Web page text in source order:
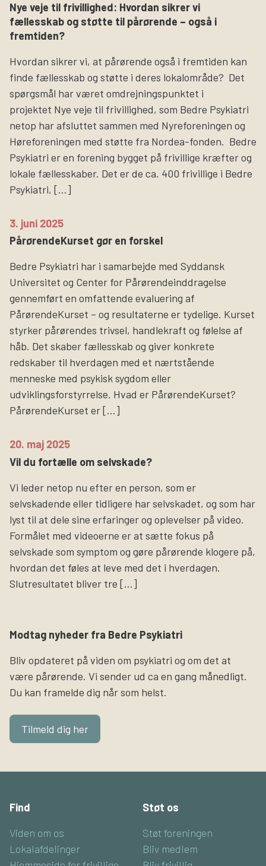
Nye veje til frivillighed: Hvordan sikrer vi
fællesskab og støtte til pårørende – også i
fremtiden?
Hvordan sikrer vi, at pårørende også i fremtiden kan
finde fællesskab og støtte i deres lokalområde? Det
spørgsmål har været omdrejningspunktet i
projektet Nye veje til frivillighed, som Bedre Psykiatri
netop har afsluttet sammen med Nyreforeningen og
Høreforeningen med støtte fra Nordea-fonden. Bedre
Psykiatri er en forening bygget på frivillige kræfter og
lokale fællesskaber. Det er de ca. 400 frivillige i Bedre
Psykiatri, […]
3. juni 2025
PårørendeKurset gør en forskel
Bedre Psykiatri har i samarbejde med Syddansk
Universitet og Center for Pårørendeinddragelse
gennemført en omfattende evaluering af
PårørendeKurset – og resultaterne er tydelige. Kurset
styrker pårørendes trivsel, handlekraft og følelse af
håb. Det skaber fællesskab og giver konkrete
redskaber til hverdagen med et nærtstående
menneske med psykisk sygdom eller
udviklingsforstyrrelse. Hvad er PårørendeKurset?
PårørendeKurset er […]
20. maj 2025
Vil du fortælle om selvskade?
Vi leder netop nu efter en person, som er
selvskadende eller tidligere har selvskadet, og som har
lyst til at dele sine erfaringer og oplevelser på video.
Formålet med videoerne er at sætte fokus på
selvskade som symptom og gøre pårørende klogere på,
hvordan det føles at leve med det i hverdagen.
Slutresultatet bliver tre […]
Modtag nyheder fra Bedre Psykiatri
Bliv opdateret på viden om psykiatri og om det at
være pårørende. Vi sender ud ca en gang månedligt.
Du kan framelde dig når som helst.
Tilmeld dig her
Find
Viden om os
Lokalafdelinger
Støt os
Støt foreningen
Bliv medlem